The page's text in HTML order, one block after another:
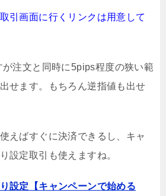
引画面に行くリンクは用意して
注文と同時に5pips程度の狭い範
せます。もちろん逆指値も出せ
えばすぐに決済できるし、キャ
設定取引も使えますね。
設定【キャンペーンで始める